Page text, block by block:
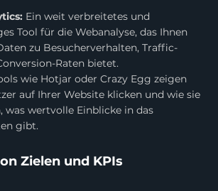
Ein weit verbreitetes und
Tool für die Webanalyse, das Ihnen
zu Besucherverhalten, Traffic-
Raten bietet.
wie Hotjar oder Crazy Egg zeigen
auf Ihrer Website klicken und wie sie
was wertvolle Einblicke in das
gibt.
Zielen und KPIs